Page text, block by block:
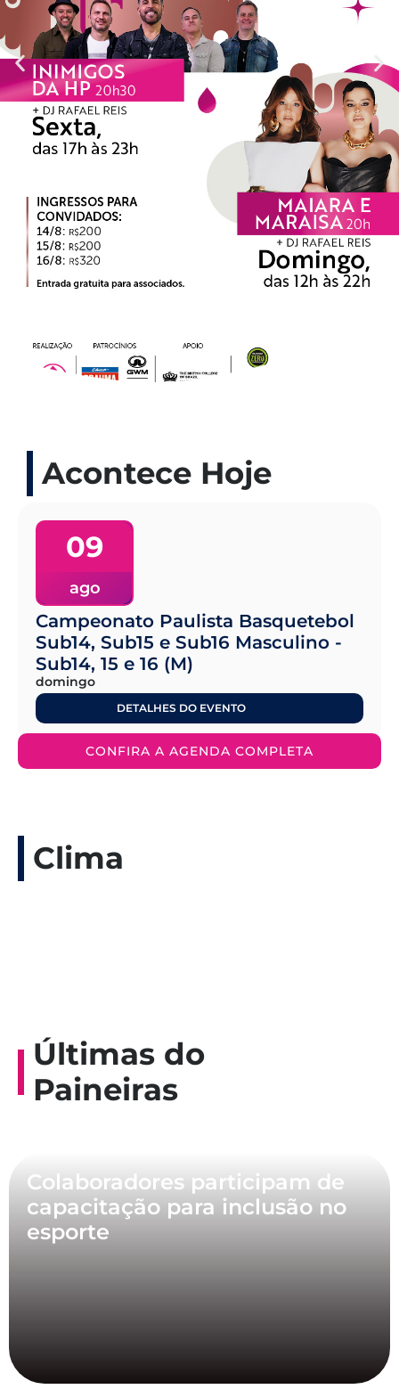
Acontece Hoje
09
ago
Campeonato Paulista Basquetebol
Sub14, Sub15 e Sub16 Masculino -
Sub14, 15 e 16 (M)
domingo
DETALHES DO EVENTO
CONFIRA A AGENDA COMPLETA
Clima
Últimas do
Paineiras
Colaboradores participam de
capacitação para inclusão no
esporte